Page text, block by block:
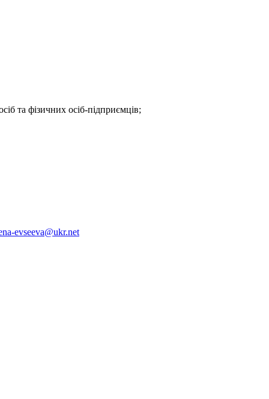
та фізичних осіб-підприємців;
evseeva@ukr.net